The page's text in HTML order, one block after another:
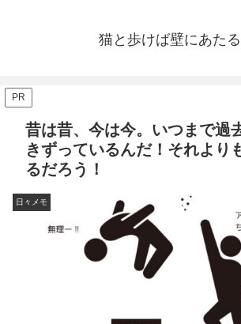
猫と歩けば壁にあたる
PR
昔は昔、今は今。いつまで過
きずっているんだ！それより
るだろう！
日々メモ